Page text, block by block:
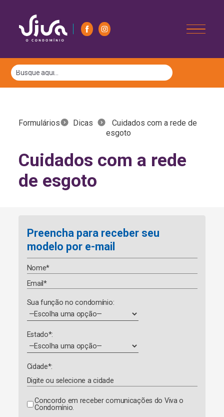
Formulários Dicas
Cuidados com a rede de
esgoto
Cuidados com a rede
de esgoto
Preencha para receber seu
modelo por e-mail
Sua função no condomínio:
Estado*:
Cidade*:
Concordo em receber comunicações do Viva o
Condomínio.